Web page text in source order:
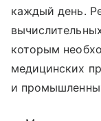
каждый день.
которым
медицинских
и